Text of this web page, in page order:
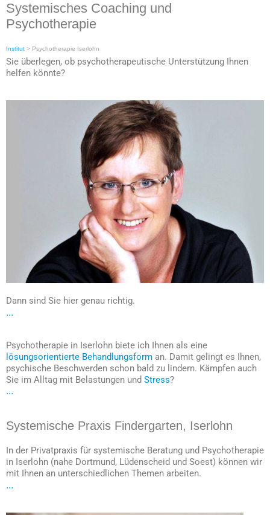
Systemisches Coaching und
Psychotherapie
Institut > Psychotherapie Iserlohn
Sie überlegen, ob psychotherapeutische Unterstützung Ihnen
helfen könnte?
Dann sind Sie hier genau richtig.
...
Psychotherapie in Iserlohn biete ich Ihnen als eine
lösungsorientierte Behandlungsform an. Damit gelingt es Ihnen,
psychische Beschwerden schon bald zu lindern. Kämpfen auch
Sie im Alltag mit Belastungen und Stress?
...
Systemische Praxis Findergarten, Iserlohn
In der Privatpraxis für systemische Beratung und Psychotherapie
in Iserlohn (nahe Dortmund, Lüdenscheid und Soest) können wir
mit Ihnen an unterschiedlichen Themen arbeiten.
...